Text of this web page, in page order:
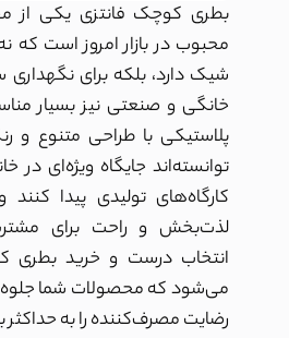
بطری کوچک فانتزی یکی از
محبوب در بازار امروز است که
شیک دارد، بلکه برای نگهداری
خانگی و صنعتی نیز بسیار
پلاستیکی با طراحی متنوع و
توانسته‌اند جایگاه ویژه‌ای در
کارگاه‌های تولیدی پیدا کنند
لذت‌بخش و راحت برای
انتخاب درست و خرید بطری
می‌شود که محصولات شما
رضایت مصرف‌کننده را به حداکثر